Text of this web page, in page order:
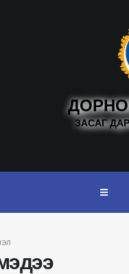
ЗАСАГ